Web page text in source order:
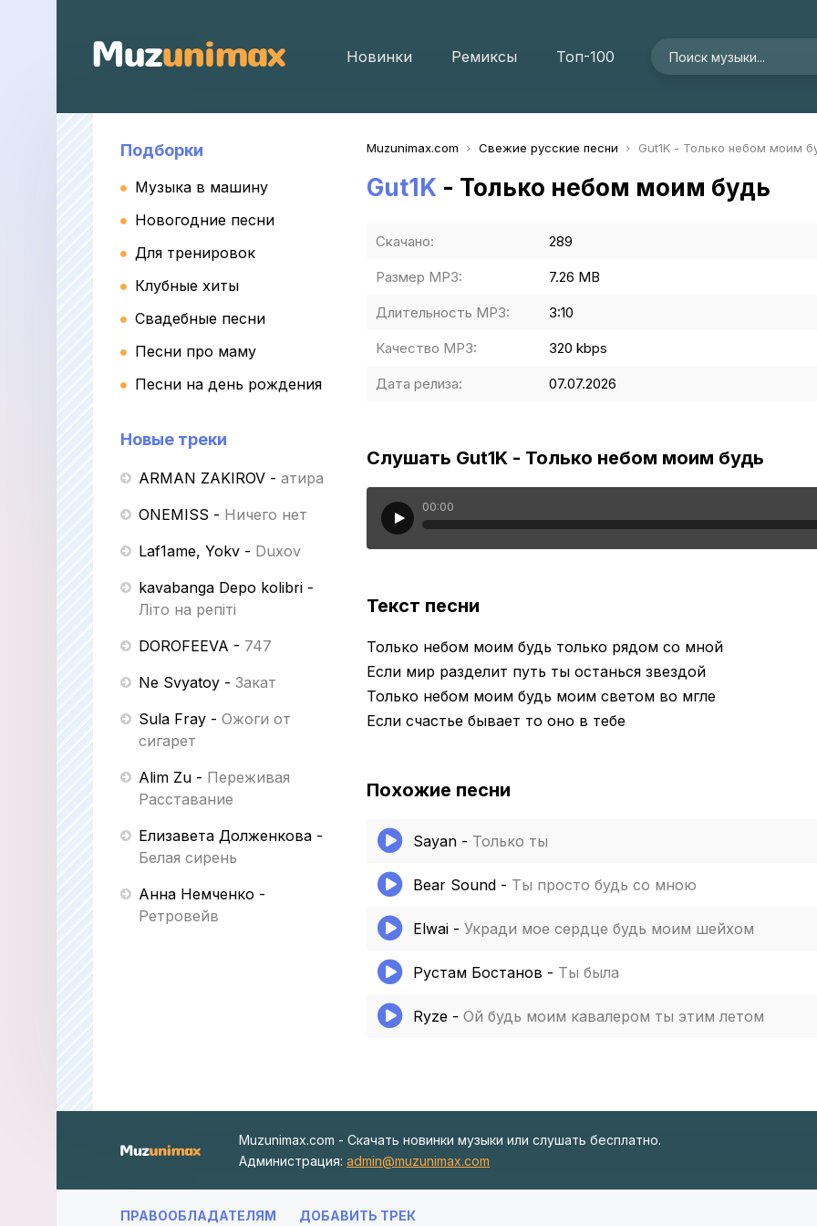
Новинки Ремиксы Топ-100
Подборки
Музыка в машину
Новогодние песни
Для тренировок
Клубные хиты
Свадебные песни
Песни про маму
Песни на день рождения
Новые треки
ARMAN ZAKIROV - Қатира
ONEMISS - Ничего нет
Laf1ame, Yokv - Duxov
kavabanga Depo kolibri -
Літо на репіті
DOROFEEVA - 747
Ne Svyatoy - Закат
Sula Fray - Ожоги от
сигарет
Alim Zu - Переживая
Расставание
Елизавета Долженкова -
Белая сирень
Анна Немченко -
Ретровейв
Muzunimax.com Свежие русские песни Gut1K - Только небом моим
Gut1K - Только небом моим будь
Скачано: 289
Размер MP3: 7.26 MB
Длительность MP3: 3:10
Качество MP3: 320 kbps
Дата релиза: 07.07.2026
Слушать Gut1K - Только небом моим будь
00:00
Текст песни
Только небом моим будь только рядом со мной
Если мир разделит путь ты останься звездой
Только небом моим будь моим светом во мгле
Если счастье бывает то оно в тебе
Похожие песни
Sayan - Только ты
Bear Sound - Ты просто будь со мною
Elwai - Укради мое сердце будь моим шейхом
Рустам Бостанов - Ты была
Ryze - Ой будь моим кавалером ты этим летом
Muzunimax.com - Скачать новинки музыки или слушать бесплатно.
Администрация: admin@muzunimax.com
ПРАВООБЛАДАТЕЛЯМ ДОБАВИТЬ ТРЕК